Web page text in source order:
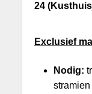
24
Exclusief
Nodig:
stramien